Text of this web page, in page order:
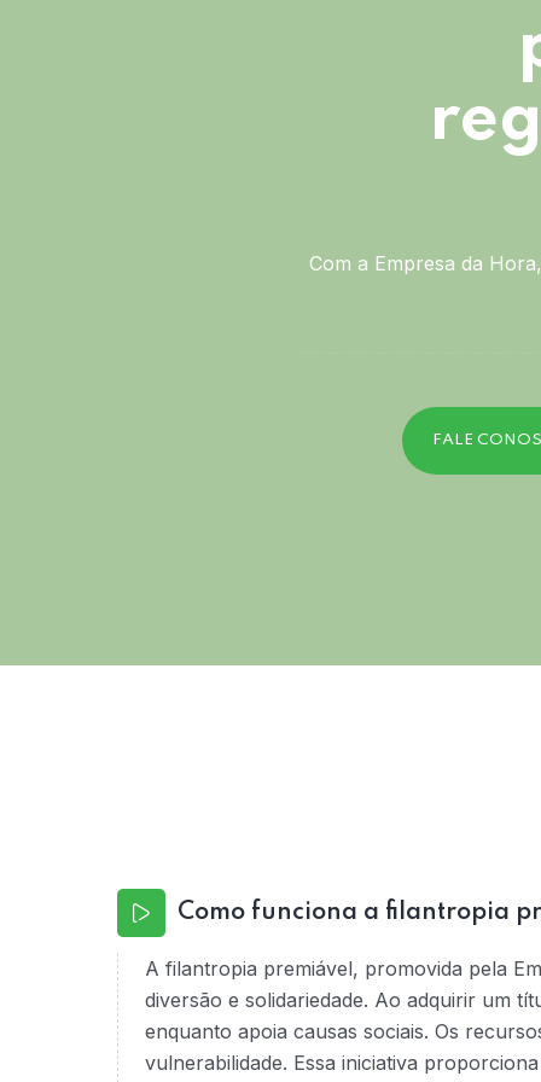
Com a Empresa da
FALE
Como funciona a filantropia
A filantropia premiável, promovida pela
diversão e solidariedade. Ao adquirir um
enquanto apoia causas sociais. Os
vulnerabilidade. Essa iniciativa